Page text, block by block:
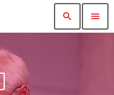
search menu